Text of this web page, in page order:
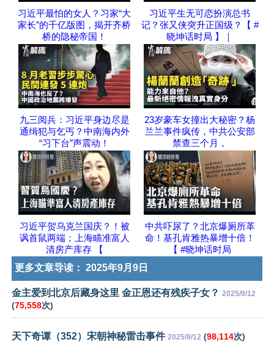
习近平最怕的女人？习家“大
家长”的千亿版图，揭开齐桥
桥的隐秘帝国！
习近平生无可恋扮演总书
记？张又侠突升正国级？【 #
晓坤话时局 】｜
九三阅兵：习近平身边尽是
通缉犯与乞丐？中南海内外
“习下台”声震动！
23岁豪车女撞出大秘密？杨
兰兰事件疯传，中共公安部
禁查三个月，
习近平贺乌克兰国庆？！被
讽首鼠两端；上海瞄准富人
清房产库存 【
中共吓尿了？北京爆厕所革
命！基孔肯雅热暴增十倍！
【 #晓坤话时局
更多文章导读： 2025年9月9日
金主爱到北京后藏身这里 金正恩还有残疾子女？ 2025/9/12
(75,558次)
天下奇谭（352）宋朝神秘雷击事件 2025/9/12 (98,114次)